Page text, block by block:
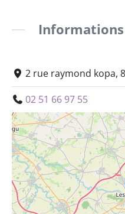
2 rue raymond kopa,
02 51 66 97 55